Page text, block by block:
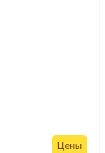
Цены